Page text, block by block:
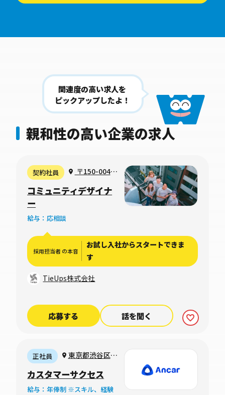
親和性の高い企業の求人
関連度の高い求人を
ピックアップしたよ！
契約社員
〒150-0042
田川町２−１ 渋
コミュニティデザイナ
ー
給与：応相談
採用担当者 の本音
お試し入社からスタートできま
す
TieUps株式会社
応募する 話を聞く
正社員
東京都渋谷区本
初台ビル1階
カスタマーサクセス
給与：年俸制 ※スキル、経験